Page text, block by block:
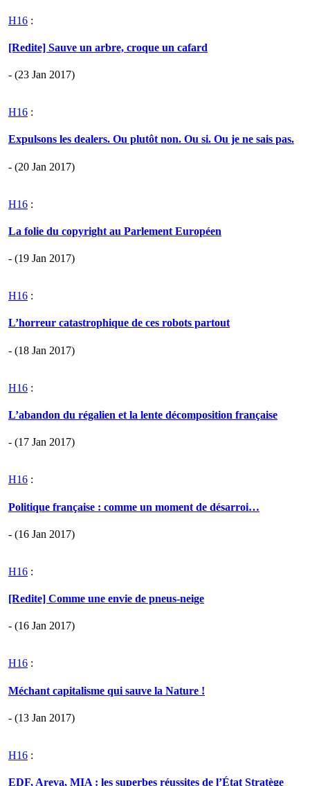
H16 :
[Redite] Sauve un arbre, croque un cafard
- (23 Jan 2017)
H16 :
Expulsons les dealers. Ou plutôt non. Ou si. Ou je ne sais pas.
- (20 Jan 2017)
H16 :
La folie du copyright au Parlement Européen
- (19 Jan 2017)
H16 :
L’horreur catastrophique de ces robots partout
- (18 Jan 2017)
H16 :
L’abandon du régalien et la lente décomposition française
- (17 Jan 2017)
H16 :
Politique française : comme un moment de désarroi…
- (16 Jan 2017)
H16 :
[Redite] Comme une envie de pneus-neige
- (16 Jan 2017)
H16 :
Méchant capitalisme qui sauve la Nature !
- (13 Jan 2017)
H16 :
EDF, Areva, MIA : les superbes réussites de l’État Stratège